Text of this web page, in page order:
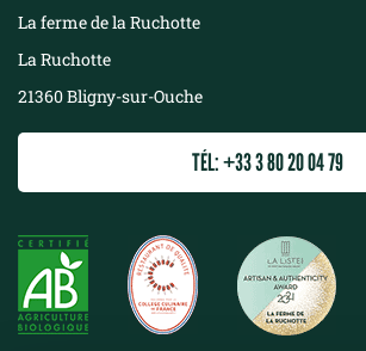
La ferme de la Ruchotte
La Ruchotte
21360 Bligny-sur-Ouche
TÉL: +33 3 80 20 04 79